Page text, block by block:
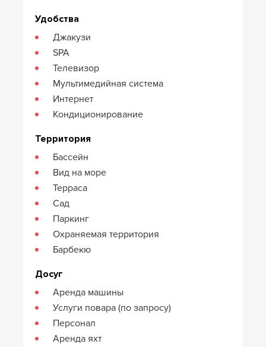
Удобства
Джакузи
SPA
Телевизор
Мультимедийная система
Интернет
Кондиционирование
Территория
Бассейн
Вид на море
Терраса
Сад
Паркинг
Охраняемая территория
Барбекю
Досуг
Аренда машины
Услуги повара (по запросу)
Персонал
Аренда яхт